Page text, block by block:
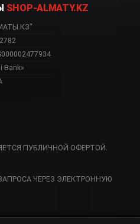
SHOP-ALMATY.KZ
Bank»
ПУБЛИЧНОЙ ОФЕРТОЙ.
ЧЕРЕЗ ЭЛЕКТРОННУЮ